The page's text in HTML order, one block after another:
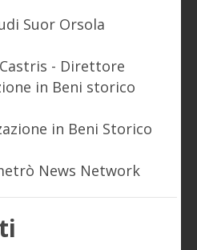
Suor Orsola
- Direttore
in Beni storico
in Beni Storico
News Network